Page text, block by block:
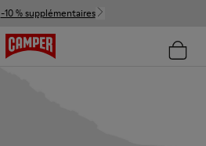
-10 % supplémentaires